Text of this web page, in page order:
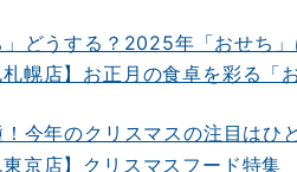
」どうする？2025年「おせち
！今年のクリスマスの注目はひ